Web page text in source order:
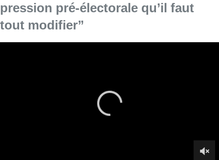
pression pré-électorale qu’il faut
tout modifier”
dans la journée, les votes en commissions ont été perturbés
suite à un boycott des députés MR. “
sorte de garder la tête froide et avancer